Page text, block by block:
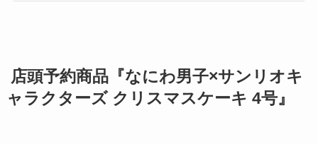
店頭予約商品『なにわ男子×サンリオキ
ャラクターズ クリスマスケーキ 4号』